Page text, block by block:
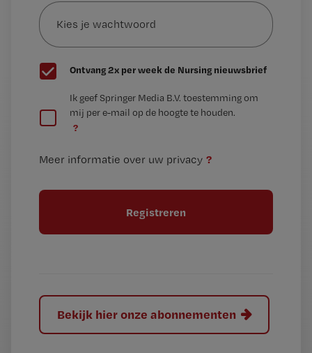
je
wachtwoord
G
e
t
Ontvang 2x per week de Nursing nieuwsbrief
e
t
l
Ik geef Springer Media B.V. toestemming om
mij per e-mail op de hoogte te houden.
?
Meer informatie over uw privacy ?
Bekijk hier onze abonnementen